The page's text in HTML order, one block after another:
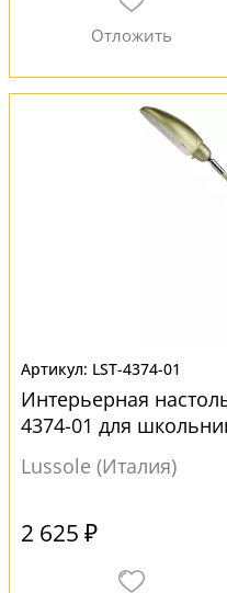
LST-4374-01
Интерьерная
4374-01 для
Lussole (Италия)
2 625 ₽